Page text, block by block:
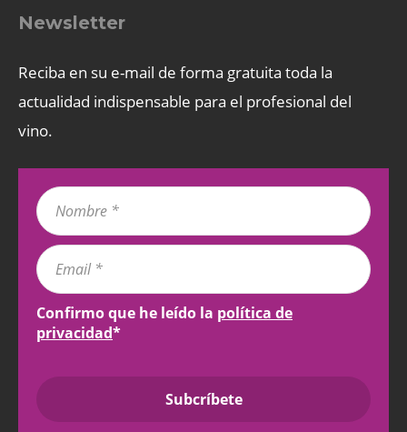
Newsletter
Reciba en su e-mail de forma gratuita toda la
actualidad indispensable para el profesional del
vino.
Confirmo que he leído la política de
privacidad*